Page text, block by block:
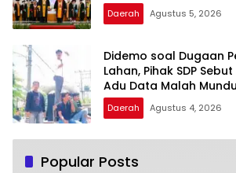
Daerah Agustus 5, 2026
Didemo soal Dugaan
Lahan, Pihak SDP
Adu Data Malah
Daerah Agustus 4, 2026
Popular Posts